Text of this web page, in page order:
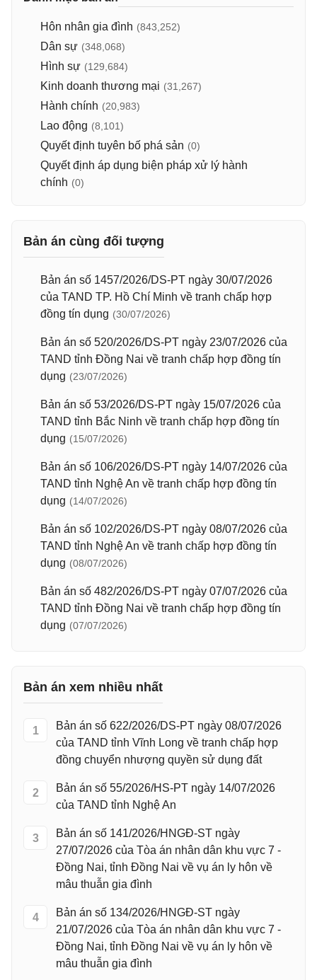
Hôn nhân gia đình (843,252)
Dân sự (348,068)
Hình sự (129,684)
Kinh doanh thương mại (31,267)
Hành chính (20,983)
Lao động (8,101)
Quyết định tuyên bố phá sản (0)
Quyết định áp dụng biện pháp xử lý hành
chính (0)
Bản án cùng đối tượng
Bản án số 1457/2026/DS-PT ngày 30/07/2026
của TAND TP. Hồ Chí Minh về tranh chấp hợp
đồng tín dụng (30/07/2026)
Bản án số 520/2026/DS-PT ngày 23/07/2026 của
TAND tỉnh Đồng Nai về tranh chấp hợp đồng tín
dụng (23/07/2026)
Bản án số 53/2026/DS-PT ngày 15/07/2026 của
TAND tỉnh Bắc Ninh về tranh chấp hợp đồng tín
dụng (15/07/2026)
Bản án số 106/2026/DS-PT ngày 14/07/2026 của
TAND tỉnh Nghệ An về tranh chấp hợp đồng tín
dụng (14/07/2026)
Bản án số 102/2026/DS-PT ngày 08/07/2026 của
TAND tỉnh Nghệ An về tranh chấp hợp đồng tín
dụng (08/07/2026)
Bản án số 482/2026/DS-PT ngày 07/07/2026 của
TAND tỉnh Đồng Nai về tranh chấp hợp đồng tín
dụng (07/07/2026)
Bản án xem nhiều nhất
1
Bản án số 622/2026/DS-PT ngày 08/07/2026
của TAND tỉnh Vĩnh Long về tranh chấp hợp
đồng chuyển nhượng quyền sử dụng đất
2
Bản án số 55/2026/HS-PT ngày 14/07/2026
của TAND tỉnh Nghệ An
3
Bản án số 141/2026/HNGĐ-ST ngày
27/07/2026 của Tòa án nhân dân khu vực 7 -
Đồng Nai, tỉnh Đồng Nai về vụ án ly hôn về
mâu thuẫn gia đình
4
Bản án số 134/2026/HNGĐ-ST ngày
21/07/2026 của Tòa án nhân dân khu vực 7 -
Đồng Nai, tỉnh Đồng Nai về vụ án ly hôn về
mâu thuẫn gia đình